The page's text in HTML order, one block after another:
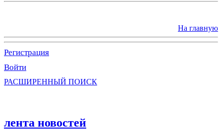
На главную
Регистрация
Войти
РАСШИРЕННЫЙ ПОИСК
лента новостей